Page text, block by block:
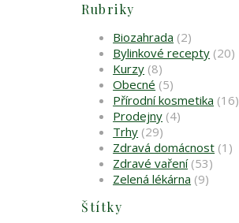
Rubriky
Biozahrada (2)
Bylinkové recepty (20)
Kurzy (8)
Obecné (5)
Přírodní kosmetika (16)
Prodejny (4)
Trhy (29)
Zdravá domácnost (1)
Zdravé vaření(53)
Zelená lékárna (9)
Štítky